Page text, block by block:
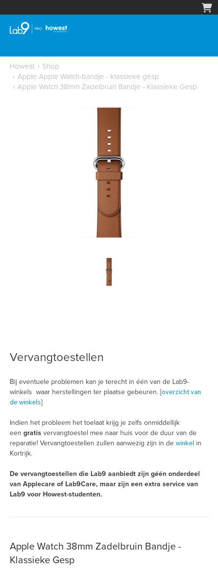
Howest › Shop
› Apple Apple Watch-bandje - klassieke gesp
› Apple Watch 38mm Zadelbruin Bandje - Klassieke Gesp
Vervangtoestellen
Bij eventuele problemen kan je terecht in één van de Lab9-
winkels waar herstellingen ter plaatse gebeuren. [overzicht van
de winkels]
Indien het probleem het toelaat krijg je zelfs onmiddellijk
een gratis vervangtoestel mee naar huis voor de duur van de
reparatie! Vervangtoestellen zullen aanwezig zijn in de winkel in
Kortrijk.
De vervangtoestellen die Lab9 aanbiedt zijn géén onderdeel
van Applecare of Lab9Care, maar zijn een extra service van
Lab9 voor Howest-studenten.
Apple Watch 38mm Zadelbruin Bandje -
Klassieke Gesp